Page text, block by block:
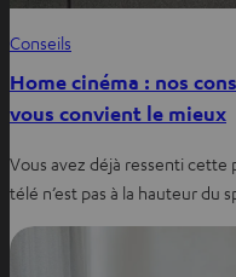
Conseils
Home cinéma : nos
vous convient le mieux
Vous avez déjà ressenti
télé n’est pas à la hauteur du